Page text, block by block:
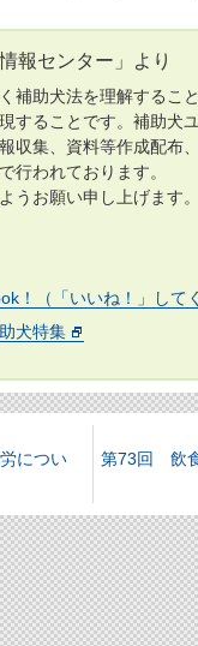
報センター」より
補助犬法を理解するこ
することです。補助犬
収集、資料等作成配布
行われております。
お願い申し上げます。
！（「いいね！」して
犬特集
につい
第73回 飲